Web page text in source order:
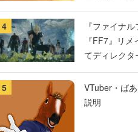
4
『ファイナ
『FF7』リ
てディレク
5
VTuber・ば
説明